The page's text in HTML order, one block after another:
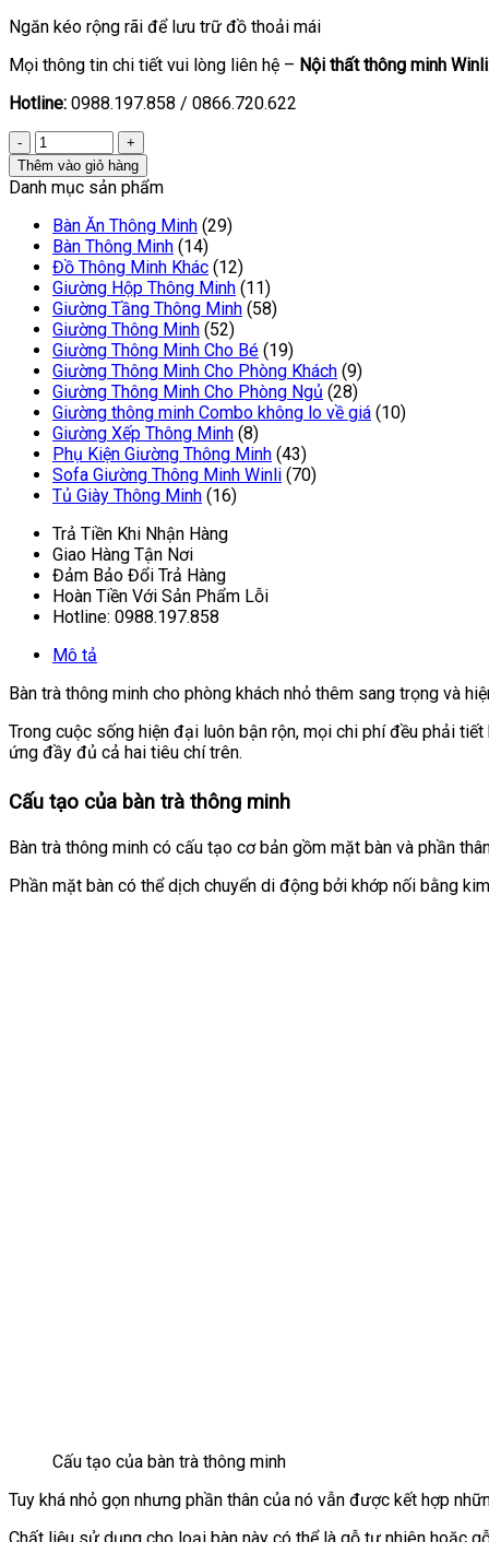
Ngăn kéo rộng rãi để lưu trữ đồ thoải mái
Mọi thông tin chi tiết vui lòng liên hệ – Nội thất thông minh Winli:
Hotline: 0988.197.858 / 0866.720.622
Thêm vào giỏ hàng
Danh mục sản phẩm
Bàn Ăn Thông Minh (29)
Bàn Thông Minh (14)
Đồ Thông Minh Khác (12)
Giường Hộp Thông Minh (11)
Giường Tầng Thông Minh (58)
Giường Thông Minh (52)
Giường Thông Minh Cho Bé (19)
Giường Thông Minh Cho Phòng Khách (9)
Giường Thông Minh Cho Phòng Ngủ (28)
Giường thông minh Combo không lo về giá (10)
Giường Xếp Thông Minh (8)
Phụ Kiện Giường Thông Minh (43)
Sofa Giường Thông Minh Winli (70)
Tủ Giày Thông Minh (16)
Trả Tiền Khi Nhận Hàng
Giao Hàng Tận Nơi
Đảm Bảo Đổi Trả Hàng
Hoàn Tiền Với Sản Phẩm Lỗi
Hotline: 0988.197.858
Mô tả
Bàn trà thông minh cho phòng khách nhỏ thêm sang trọng và
Trong cuộc sống hiện đại luôn bận rộn, mọi chi phí đều phải
ứng đầy đủ cả hai tiêu chí trên.
Cấu tạo của bàn trà thông minh
Bàn trà thông minh có cấu tạo cơ bản gồm mặt bàn và phần
Phần mặt bàn có thể dịch chuyển di động bởi khớp nối bằng
Cấu tạo của bàn trà thông minh
Tuy khá nhỏ gọn nhưng phần thân của nó vẫn được kết hợp
Chất liệu sử dụng cho loại bàn này có thể là gỗ tự nhiên hoặc